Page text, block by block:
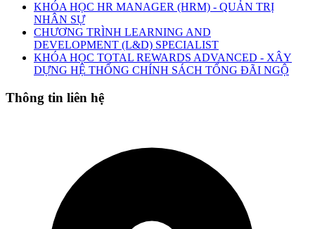
KHÓA HỌC HR MANAGER (HRM) - QUẢN TRỊ
NHÂN SỰ
CHƯƠNG TRÌNH LEARNING AND
DEVELOPMENT (L&D) SPECIALIST
KHÓA HỌC TOTAL REWARDS ADVANCED - XÂY
DỰNG HỆ THỐNG CHÍNH SÁCH TỔNG ĐÃI NGỘ
Thông tin liên hệ